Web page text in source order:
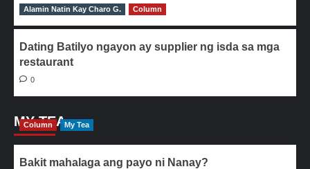
0
Alamin Natin Kay Charo G. Column
Dating Batilyo ngayon ay supplier ng isda sa mga
restaurant
0
MY TEA
Column My Tea
Bakit mahalaga ang payo ni Nanay?